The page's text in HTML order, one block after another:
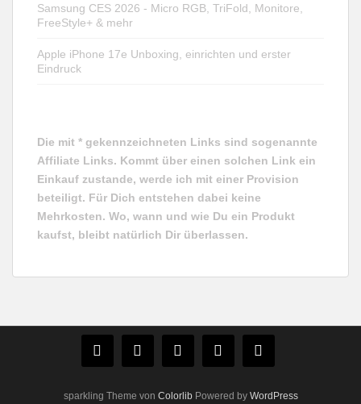
Samsung CES 2026 - Micro RGB, TriFold, Monitore,
FreeStyle+ & mehr
Apple iPhone 17e Unboxing, einrichten und erster
Eindruck
Die mit * gekennzeichneten Links sind sogenannte
Affiliate Links. Kommt über einen solchen Link ein
Einkauf zustande, werde ich mit einer Provision
beteiligt. Für Dich entstehen dabei keine
Mehrkosten. Wo, wann und wie Du ein Produkt
kaufst, bleibt natürlich Dir überlassen.
sparkling Theme von ColorlibPowered by WordPress